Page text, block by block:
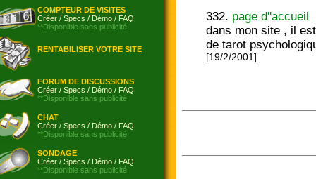
COMPTEUR DE VISITES
Créer / Specs / Démo / FAQ
**Disponible sans publicité
RENTABILISER VOTRE SITE
FORUM DE DISCUSSIONS
Créer / Specs / Démo / FAQ
**Disponible sans publicité
CHAT
Créer / Specs / Démo / FAQ
**Disponible sans publicité
SONDAGE
Créer / Specs / Démo / FAQ
**Disponible sans publicité
332. page d''accueil
dans mon site , il
de tarot
[19/2/2001]